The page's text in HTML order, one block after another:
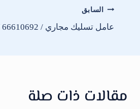
تصفّح
المقالات
السابق
عامل تسليك مجاري / 66610692 / صيانة وتركيب فني صحي بالعاصمة
مقالات ذات صلة